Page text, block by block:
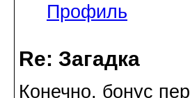
Профиль
Re: Загадка
Конечно, бонус